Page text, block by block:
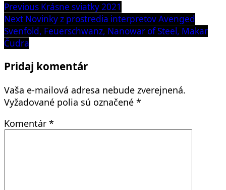
Navigácia
v
článku
Previous Previous
post:
Krásne sviatky 2021
Next Next
post:
Novinky z prostredia interpretov Avenged
Svenfold, Feuerschwanz, Nanowar of Steel, Makar
Čudra
Pridaj komentár
Vaša e-mailová adresa nebude zverejnená.
Vyžadované polia sú označené *
Komentár *